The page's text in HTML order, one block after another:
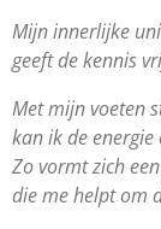
Mijn innerlijke
geeft de kennis
Met mijn voeten
kan ik de
Zo vormt zich
die me helpt om